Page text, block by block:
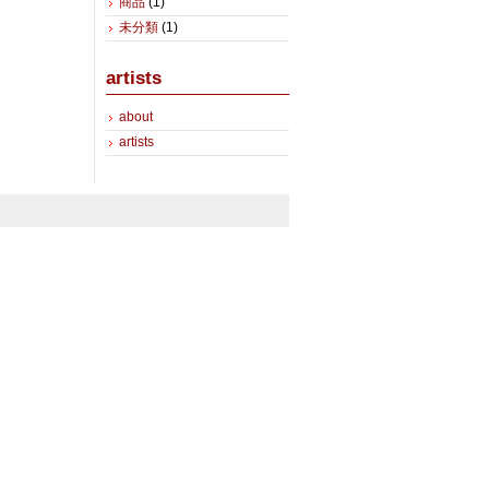
未分類 (1)
artists
about
artists